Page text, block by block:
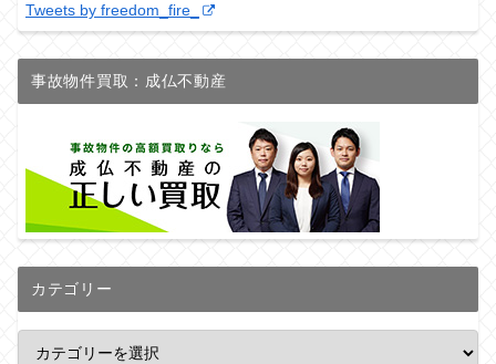
Tweets by freedom_fire_
事故物件買取：成仏不動産
カテゴリー